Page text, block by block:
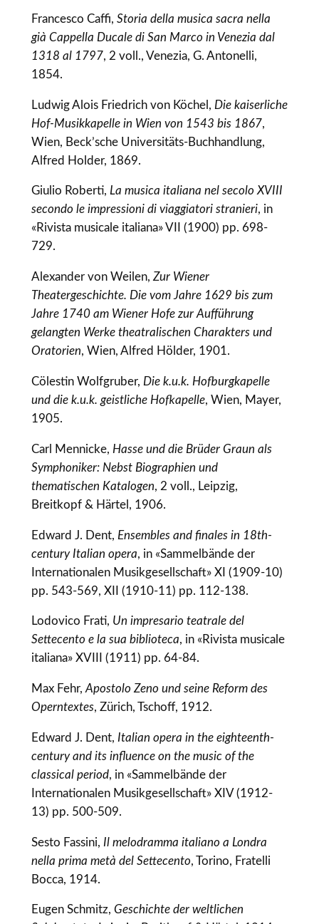
Francesco Caffi, Storia della musica sacra nella
già Cappella Ducale di San Marco in Venezia dal
1318 al 1797, 2 voll., Venezia, G. Antonelli,
1854.
Ludwig Alois Friedrich von Köchel, Die kaiserliche
Hof-Musikkapelle in Wien von 1543 bis 1867,
Wien, Beck’sche Universitäts-Buchhandlung,
Alfred Holder, 1869.
Giulio Roberti, La musica italiana nel secolo XVIII
secondo le impressioni di viaggiatori stranieri, in
«Rivista musicale italiana» VII (1900) pp. 698-
729.
Alexander von Weilen, Zur Wiener
Theatergeschichte. Die vom Jahre 1629 bis zum
Jahre 1740 am Wiener Hofe zur Aufführung
gelangten Werke theatralischen Charakters und
Oratorien, Wien, Alfred Hölder, 1901.
Cölestin Wolfgruber, Die k.u.k. Hofburgkapelle
und die k.u.k. geistliche Hofkapelle, Wien, Mayer,
1905.
Carl Mennicke, Hasse und die Brüder Graun als
Symphoniker: Nebst Biographien und
thematischen Katalogen, 2 voll., Leipzig,
Breitkopf & Härtel, 1906.
Edward J. Dent, Ensembles and finales in 18th-
century Italian opera, in «Sammelbände der
Internationalen Musikgesellschaft» XI (1909-10)
pp. 543-569, XII (1910-11) pp. 112-138.
Lodovico Frati, Un impresario teatrale del
Settecento e la sua biblioteca, in «Rivista musicale
italiana» XVIII (1911) pp. 64-84.
Max Fehr, Apostolo Zeno und seine Reform des
Operntextes, Zürich, Tschoff, 1912.
Edward J. Dent, Italian opera in the eighteenth-
century and its influence on the music of the
classical period, in «Sammelbände der
Internationalen Musikgesellschaft» XIV (1912-
13) pp. 500-509.
Sesto Fassini, Il melodramma italiano a Londra
nella prima metà del Settecento, Torino, Fratelli
Bocca, 1914.
Eugen Schmitz, Geschichte der weltlichen